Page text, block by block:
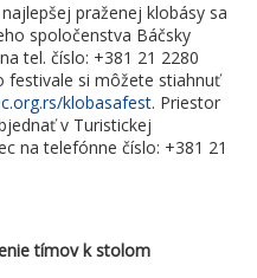
praženej klobásy sa
spoločenstva Báčsky
tel. číslo: +381 21 2280
festivale si môžete stiahnuť
klobasafest. Priestor
v Turistickej
na telefónne číslo: +381 21
tímov k stolom